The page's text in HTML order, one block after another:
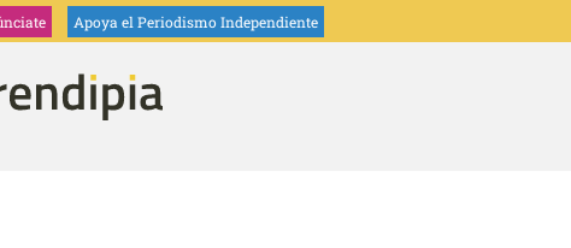
Apoya el Periodismo Independiente